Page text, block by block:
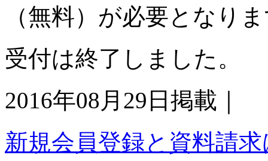
（無料）が必要となり
受付は終了しました。
2016年08月29日掲載｜
新規会員登録と資料請